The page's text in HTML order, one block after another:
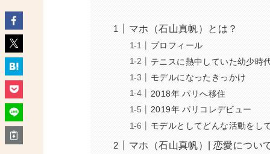
マホ（石山真帆）とは？
プロフィール
テニスに熱中していた幼少時
モデルになったきっかけ
2018年 パリへ移住
2019年 パリコレデビュー
モデルとしてどんな活動をし
マホ（石山真帆）| 恋愛につい